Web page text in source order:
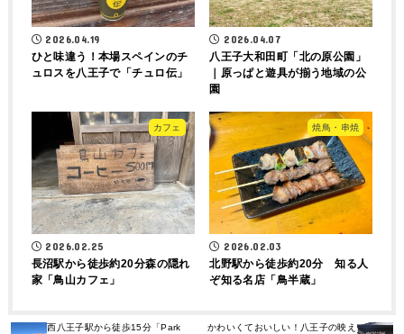
2026.04.19
ひと味違う！本場スペインのチ
ュロスを八王子で「チュロ伝」
2026.04.07
八王子大和田町「北の原公園」
｜原っぱと遊具が揃う地域の公
園
カフェ
2026.02.25
長沼駅から徒歩約20分森の隠れ
家「鳥山カフェ」
焼鳥・串焼
2026.02.03
北野駅から徒歩約20分 知る人
ぞ知る名店「鳥半蔵」
西八王子駅から徒歩15分「Park
かわいくておいしい！八王子の映え